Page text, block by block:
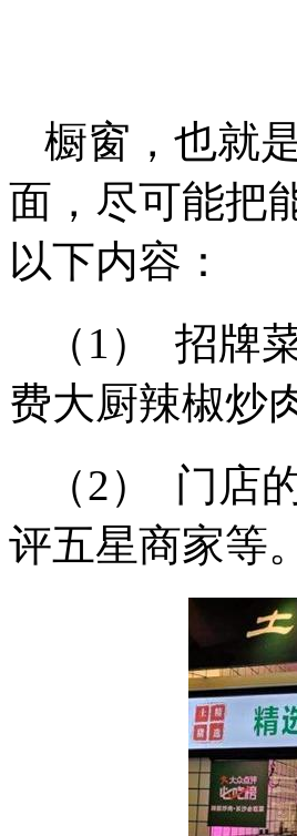
橱窗，也就
面，尽可能把
以下内容：
（1） 招牌
费大厨辣椒炒
（2） 门店
评五星商家等。